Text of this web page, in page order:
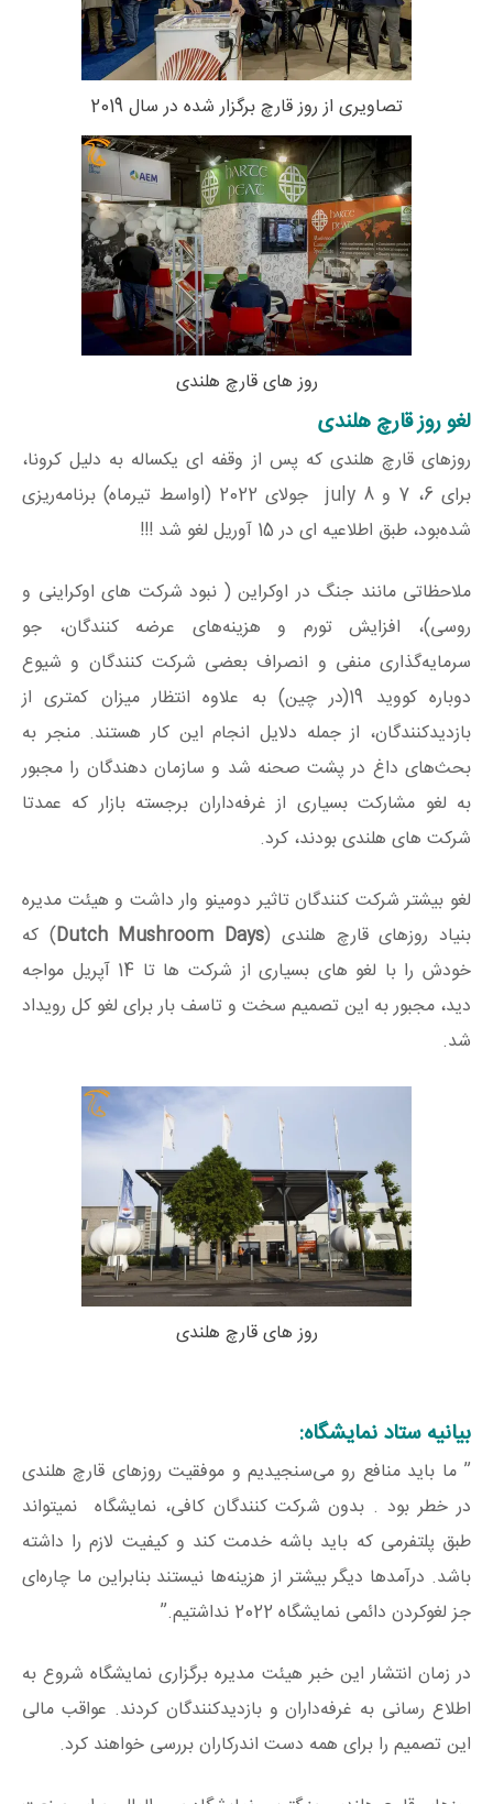
تصاویری از روز قارچ برگزار شده در سال 2019
روز های قارچ هلندی
لغو روز قارچ هلندی
روزهای قارچ هلندی که پس از وقفه ای یکساله به دلیل کرونا،
برای 6، 7 و 8 july جولای 2022 (اواسط تیرماه) برنامه‌ریزی
شده‌بود، طبق اطلاعیه ای در 15 آوریل لغو شد !!!
ملاحظاتی مانند جنگ در اوکراین ( نبود شرکت های اوکراینی و
روسی)، افزایش تورم و هزینه‌های عرضه کنندگان، جو
سرمایه‌گذاری منفی و انصراف بعضی شرکت کنندگان و شیوع
دوباره کووید 19(در چین) به‌ علاوه انتظار میزان کمتری از
بازدیدکنندگان، از جمله دلایل انجام این کار هستند. منجر به
بحث‌های داغ در پشت صحنه شد و سازمان دهندگان را مجبور
به لغو مشارکت بسیاری از غرفه‌داران برجسته بازار که عمدتا
شرکت های هلندی بودند، کرد.
لغو بیشتر شرکت کنندگان تاثیر دومینو وار داشت و هیئت مدیره
بنیاد روزهای قارچ هلندی (Dutch Mushroom Days) که
خودش را با لغو های بسیاری از شرکت ها تا 14 آپریل مواجه
دید، مجبور به این تصمیم سخت و تاسف بار برای لغو کل رویداد
شد.
روز های قارچ هلندی
بیانیه ستاد نمایشگاه:
” ما باید منافع رو می‌سنجیدیم و موفقیت روزهای قارچ هلندی
در خطر بود . بدون شرکت کنندگان کافی، نمایشگاه نمیتواند
طبق پلتفرمی که باید باشه خدمت کند و کیفیت لازم را داشته
باشد. درآمدها دیگر بیشتر از هزینه‌ها نیستند بنابراین ما چاره‌ای
جز لغوکردن دائمی نمایشگاه 2022 نداشتیم.”
در زمان انتشار این خبر هیئت مدیره برگزاری نمایشگاه شروع به
اطلاع رسانی به غرفه‌داران و بازدیدکنندگان کردند. عواقب مالی
این تصمیم را برای همه دست اندرکاران بررسی خواهند کرد.